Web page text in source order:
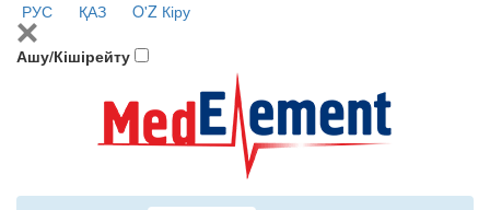
РУС ҚАЗ O'Z Кіру
Ашу/Кішірейту